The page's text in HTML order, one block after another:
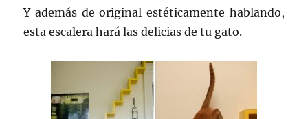
Y además de original estéticamente hablando,
esta escalera hará las delicias de tu gato.